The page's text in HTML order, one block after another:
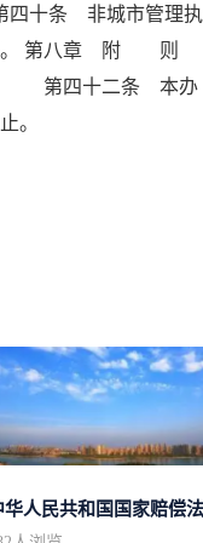
十条 非城市管理执
任。 第八章 附 则
。 第四十二条 本办
。
华人民共和国国家赔偿法